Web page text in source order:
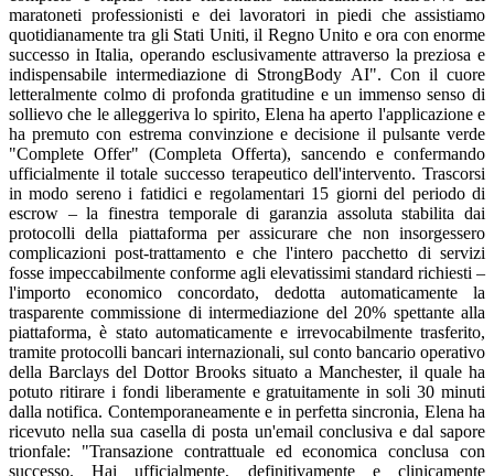
maratoneti professionisti e dei lavoratori in piedi che assistiamo
quotidianamente tra gli Stati Uniti, il Regno Unito e ora con enorme
successo in Italia, operando esclusivamente attraverso la preziosa e
indispensabile intermediazione di StrongBody AI". Con il cuore
letteralmente colmo di profonda gratitudine e un immenso senso di
sollievo che le alleggeriva lo spirito, Elena ha aperto l'applicazione e
ha premuto con estrema convinzione e decisione il pulsante verde
"Complete Offer" (Completa Offerta), sancendo e confermando
ufficialmente il totale successo terapeutico dell'intervento. Trascorsi
in modo sereno i fatidici e regolamentari 15 giorni del periodo di
escrow – la finestra temporale di garanzia assoluta stabilita dai
protocolli della piattaforma per assicurare che non insorgessero
complicazioni post-trattamento e che l'intero pacchetto di servizi
fosse impeccabilmente conforme agli elevatissimi standard richiesti –
l'importo economico concordato, dedotta automaticamente la
trasparente commissione di intermediazione del 20% spettante alla
piattaforma, è stato automaticamente e irrevocabilmente trasferito,
tramite protocolli bancari internazionali, sul conto bancario operativo
della Barclays del Dottor Brooks situato a Manchester, il quale ha
potuto ritirare i fondi liberamente e gratuitamente in soli 30 minuti
dalla notifica. Contemporaneamente e in perfetta sincronia, Elena ha
ricevuto nella sua casella di posta un'email conclusiva e dal sapore
trionfale: "Transazione contrattuale ed economica conclusa con
successo. Hai ufficialmente, definitivamente e clinicamente